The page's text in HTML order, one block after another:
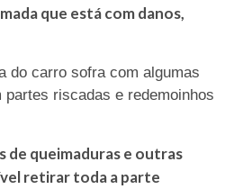
que está com danos,
do carro sofra com algumas
riscadas e redemoinhos
de queimaduras e outras
retirar toda a parte